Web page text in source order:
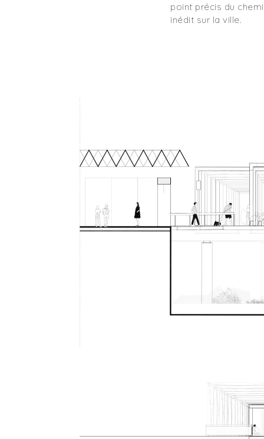
point précis du
inédit sur la ville.